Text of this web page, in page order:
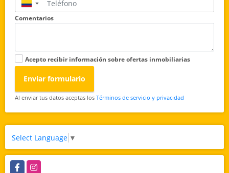
▼
Comentarios
Acepto recibir información sobre ofertas inmobiliarias
Enviar formulario
Al enviar tus datos aceptas los Términos de servicio y privacidad
Select Language ▼
FacebookInstagram